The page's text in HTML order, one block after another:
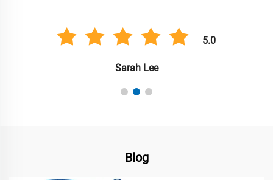
5.0
Sarah Lee
Blog